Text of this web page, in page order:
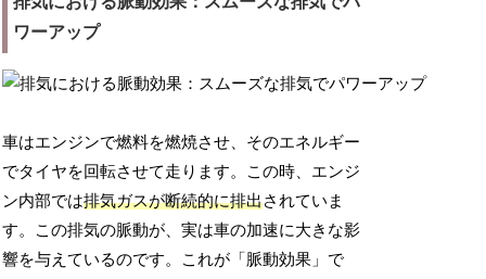
ワーアップ
車はエンジンで燃料を燃焼させ、そのエネルギー
でタイヤを回転させて走ります。この時、エンジ
ン内部では排気ガスが断続的に排出されていま
す。この排気の脈動が、実は車の加速に大きな影
響を与えているのです。これが「脈動効果」で